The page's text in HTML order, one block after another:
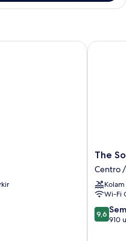
The
Social
Hub
Porto
Centro
/
Baixa
The
Centro
Wi-Fi
9.6
dari
9,6
910
The